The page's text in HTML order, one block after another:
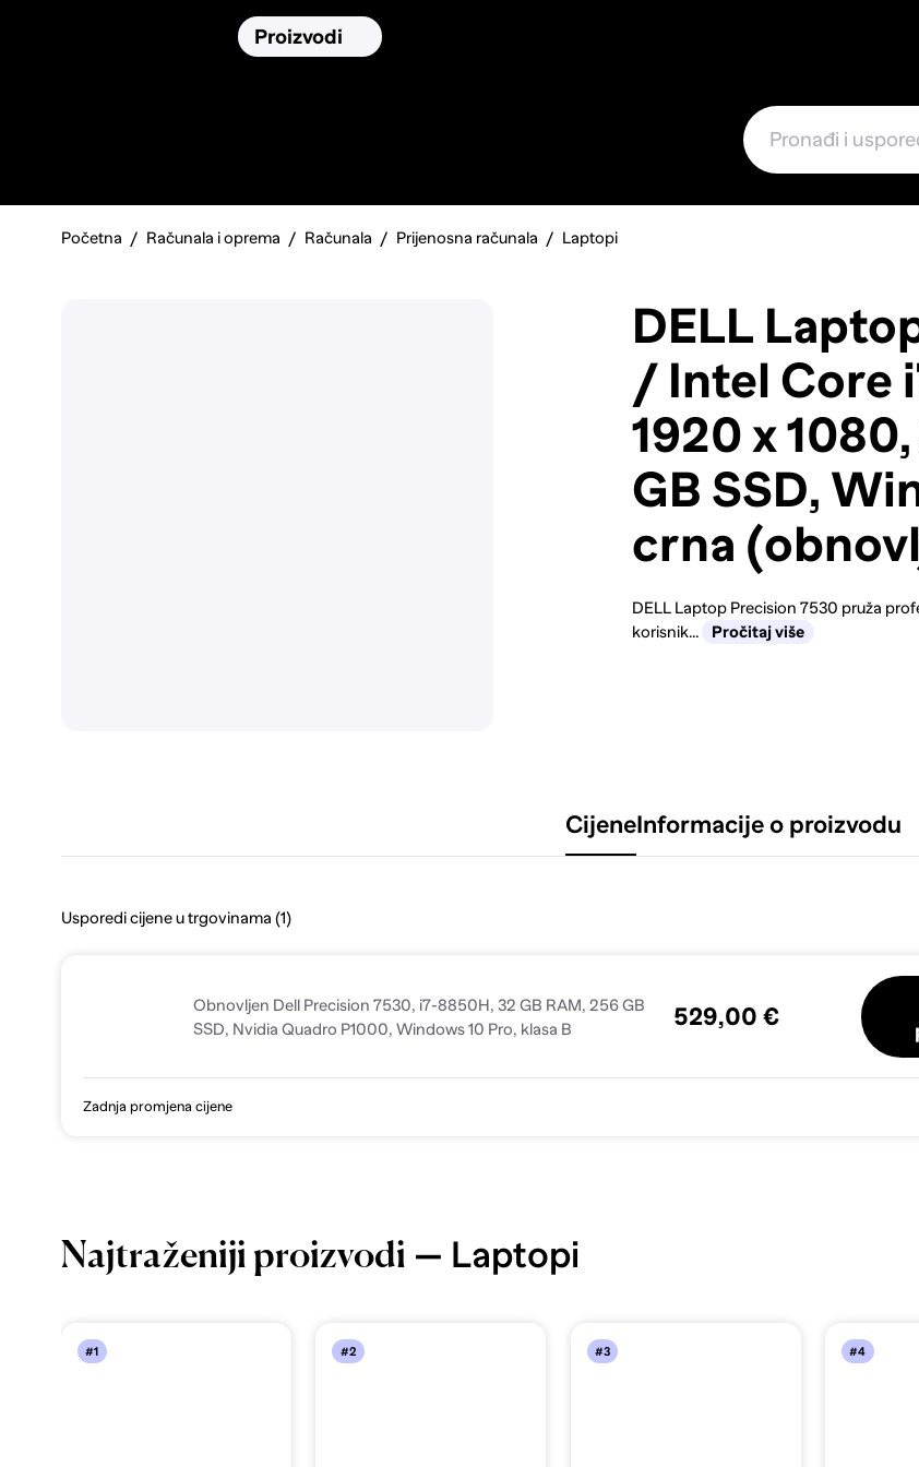
Proizvodi
Početna Računala i oprema Računala Prijenosna računala Laptopi
DELL
/ Intel Core
1920 x
GB SSD,
crna
DELL Laptop Precision 7530 pruža
korisnik...
Pročitaj više
CijeneInformacije o proizvodu
Usporedi cijene u trgovinama (1)
Obnovljen Dell Precision 7530, i7-8850H, 32 GB RAM, 256 GB
SSD, Nvidia Quadro P1000, Windows 10 Pro, klasa B
529,00 €
Zadnja promjena cijene
Najtraženiji proizvodi — Laptopi
#1 #2 #3 #4